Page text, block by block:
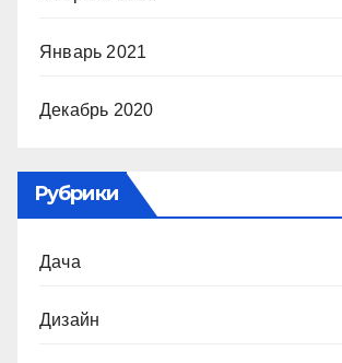
Январь 2021
Декабрь 2020
Рубрики
Дача
Дизайн